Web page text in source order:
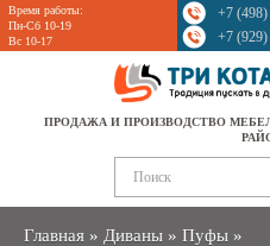
Время работы:
Пн-Сб 10-19
Вс 10-17
+7
+7
ПРОДАЖА И ПРОИЗВОДСТВО
Главная » Диваны » Пуфы »
Sale